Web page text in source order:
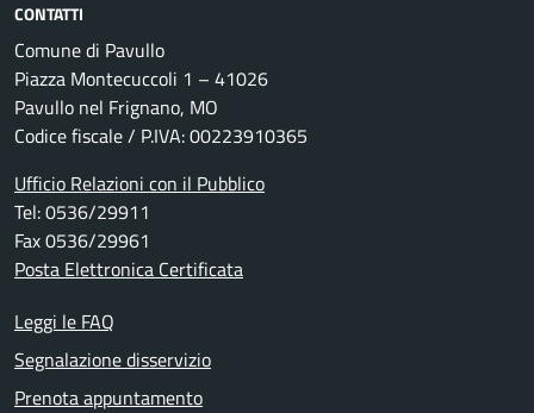
CONTATTI
Comune di Pavullo
Piazza Montecuccoli 1 – 41026
Pavullo nel Frignano, MO
Codice fiscale / P.IVA: 00223910365
Ufficio Relazioni con il Pubblico
Tel: 0536/29911
Fax 0536/29961
Posta Elettronica Certificata
Leggi le FAQ
Segnalazione disservizio
Prenota appuntamento